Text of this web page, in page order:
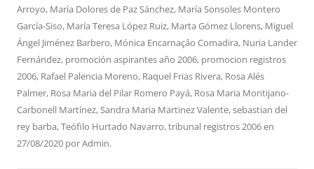
Arroyo, María Dolores de Paz Sánchez, María Sonsoles Montero
García-Siso, María Teresa López Ruiz, Marta Gómez Llorens, Miguel
Ángel Jiménez Barbero, Mónica Encarnaçâo Comadira, Nuria Lander
Fernández, promoción aspirantes año 2006, promocion registros
2006, Rafael Palencia Moreno, Raquel Frias Rivera, Rosa Alés
Palmer, Rosa Maria del Pilar Romero Payá, Rosa Maria Montijano-
Carbonell Martínez,Sandra Maria Martinez Valente,sebastian del
rey barba,Teófilo Hurtado Navarro,tribunal registros 2006en
27/08/2020 porAdmin.